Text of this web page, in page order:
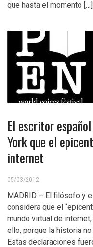
que hasta el momento […]
El escritor
York que el
internet
05/03/2012
MADRID – El filósofo y
considera que el
mundo virtual de
ello, porque la historia
Estas declaraciones